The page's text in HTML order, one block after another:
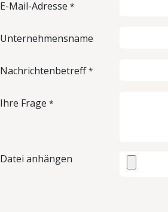
E-Mail-Adresse *
Unternehmensname
Nachrichtenbetreff*
Ihre Frage *
Datei anhängen